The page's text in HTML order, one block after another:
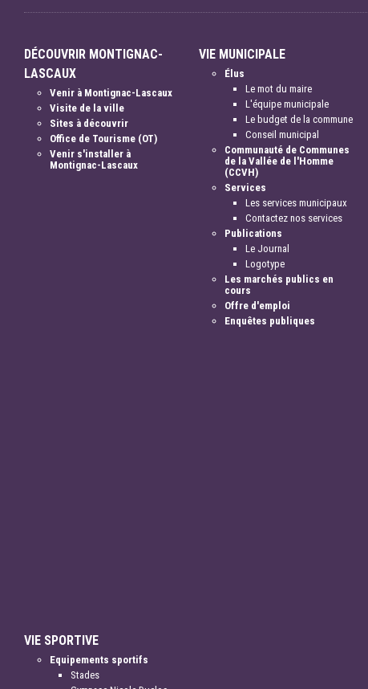
DÉCOUVRIR MONTIGNAC-
LASCAUX
Venir à Montignac-Lascaux
Visite de la ville
Sites à découvrir
Office de Tourisme (OT)
Venir s'installer à
Montignac-Lascaux
VIE MUNICIPALE
Élus
Le mot du maire
L'équipe municipale
Le budget de la commune
Conseil municipal
Communauté de Communes
de la Vallée de l'Homme
(CCVH)
Services
Les services municipaux
Contactez nos services
Publications
Le Journal
Logotype
Les marchés publics en
cours
Offre d'emploi
Enquêtes publiques
VIE SPORTIVE
Equipements sportifs
Stades